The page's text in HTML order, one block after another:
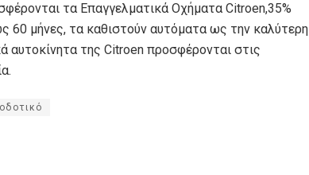
τα Επαγγελματικά Οχήματα Citroen,35%
60 μήνες, τα καθιστούν αυτόματα ως την καλύτερη
αυτοκίνητα της Citroen προσφέρονται στις